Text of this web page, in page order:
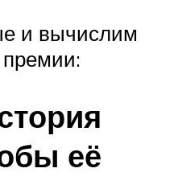
и вычислим
её